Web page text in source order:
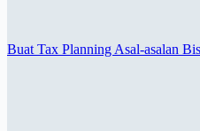
Buat Tax Planning Asal-asalan